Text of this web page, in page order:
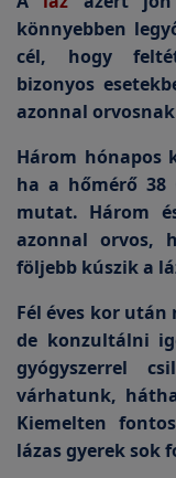
könnyebben
cél, hogy
bizonyos
azonnal
Három hónapos
ha a hőmérő 38
mutat. Három
azonnal orvos,
följebb kúszik a
Fél éves kor
de konzultálni
gyógyszerrel
várhatunk,
Kiemelten
lázas gyerek sok